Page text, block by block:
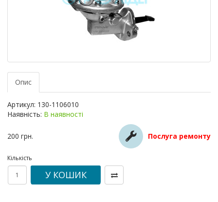
Опис
Артикул: 130-1106010
Наявність: В наявності
200 грн. Послуга ремонту
Кількість
У КОШИК